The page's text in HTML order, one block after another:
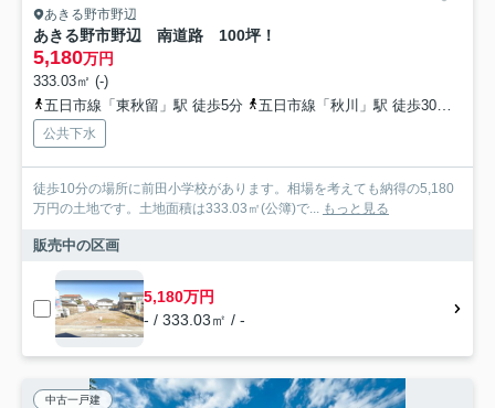
あきる野市野辺
あきる野市野辺 南道路 100坪！
5,180万円
333.03㎡ (-)
五日市線「東秋留」駅 徒歩5分
五日市線「秋川」駅 徒歩30分
公共下水
徒歩10分の場所に前田小学校があります。相場を考えても納得の5,180
万円の土地です。土地面積は333.03㎡(公簿)で... もっと見る
販売中の区画
5,180万円
- / 333.03㎡ / -
中古一戸建